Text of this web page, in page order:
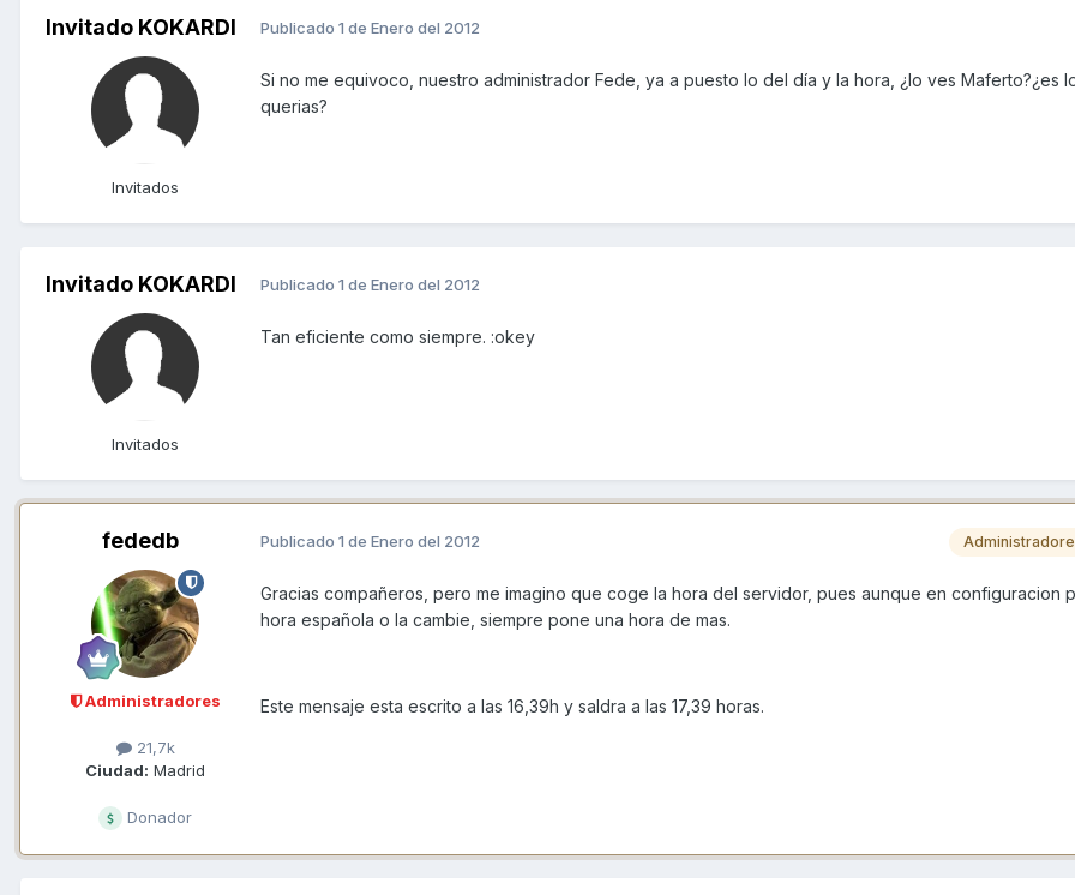
Invitado KOKARDI
Invitados
Publicado 1 de Enero del 2012
Si no me equivoco, nuestro administrador Fede, ya a puesto lo del día y la hora, ¿lo ves Maferto?¿es
querias?
Invitado KOKARDI
Invitados
Publicado 1 de Enero del 2012
Tan eficiente como siempre. :okey
fededb
Administradores
21,7k
Ciudad: Madrid
Donador
Publicado 1 de Enero del 2012
Gracias compañeros, pero me imagino que coge la hora del servidor, pues aunque en configuracion
hora española o la cambie, siempre pone una hora de mas.
Este mensaje esta escrito a las 16,39h y saldra a las 17,39 horas.